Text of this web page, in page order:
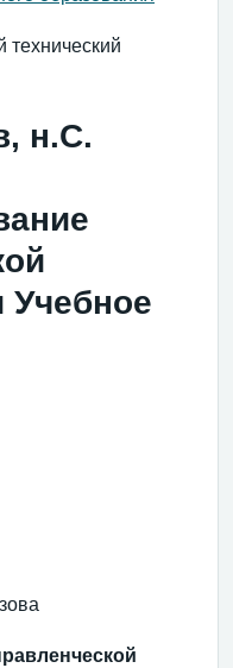
технический
н.С.
Учебное